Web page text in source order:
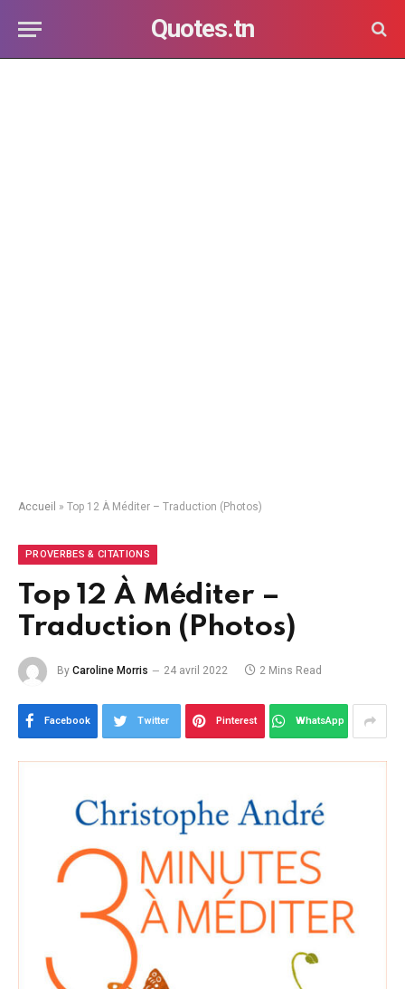
Quotes.tn
Accueil » Top 12 À Méditer – Traduction (Photos)
PROVERBES & CITATIONS
Top 12 À Méditer –
Traduction (Photos)
By Caroline Morris 24 avril 2022 2 Mins Read
Facebook Twitter Pinterest WhatsApp